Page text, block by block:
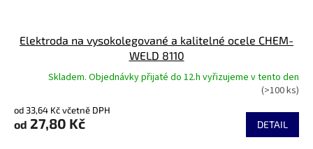
Elektroda na vysokolegované a kalitelné ocele CHEM-
WELD 8110
Skladem. Objednávky přijaté do 12.h vyřizujeme v tento den
(>100 ks)
od 33,64 Kč včetně DPH
od 27,80 Kč DETAIL